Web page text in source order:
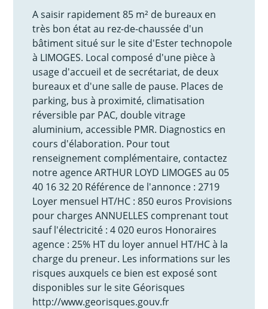
A saisir rapidement 85 m² de bureaux en
très bon état au rez-de-chaussée d'un
bâtiment situé sur le site d'Ester technopole
à LIMOGES. Local composé d'une pièce à
usage d'accueil et de secrétariat, de deux
bureaux et d'une salle de pause. Places de
parking, bus à proximité, climatisation
réversible par PAC, double vitrage
aluminium, accessible PMR. Diagnostics en
cours d'élaboration. Pour tout
renseignement complémentaire, contactez
notre agence ARTHUR LOYD LIMOGES au 05
40 16 32 20 Référence de l'annonce : 2719
Loyer mensuel HT/HC : 850 euros Provisions
pour charges ANNUELLES comprenant tout
sauf l'électricité : 4 020 euros Honoraires
agence : 25% HT du loyer annuel HT/HC à la
charge du preneur. Les informations sur les
risques auxquels ce bien est exposé sont
disponibles sur le site Géorisques
http://www.georisques.gouv.fr